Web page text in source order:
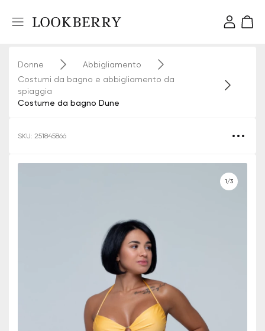
Donne
Abbigliamento
Costumi da bagno e abbigliamento da
spiaggia
Costume da bagno Dune
SKU: 251845866
1/3